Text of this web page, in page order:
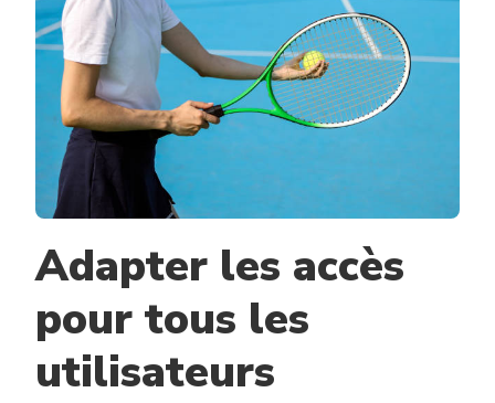
MOUGINS
ACCESSIBLE
Adapter les accès
pour tous les
utilisateurs